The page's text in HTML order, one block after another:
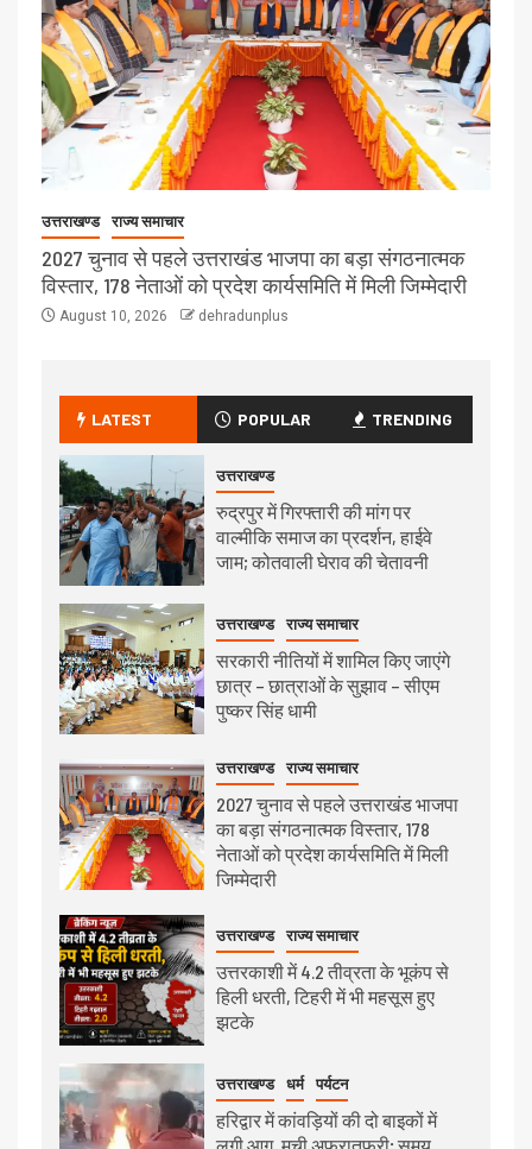
उत्तराखण्ड राज्य समाचार
2027 चुनाव से पहले उत्तराखंड भाजपा का बड़ा संगठनात्मक
विस्तार, 178 नेताओं को प्रदेश कार्यसमिति में मिली जिम्मेदारी
August 10, 2026 dehradunplus
LATEST POPULAR TRENDING
उत्तराखण्ड
रुद्रपुर में गिरफ्तारी की मांग पर
वाल्मीकि समाज का प्रदर्शन, हाईवे
जाम; कोतवाली घेराव की चेतावनी
उत्तराखण्ड राज्य समाचार
सरकारी नीतियों में शामिल किए जाएंगे
छात्र – छात्राओं के सुझाव – सीएम
पुष्कर सिंह धामी
उत्तराखण्ड राज्य समाचार
2027 चुनाव से पहले उत्तराखंड भाजपा
का बड़ा संगठनात्मक विस्तार, 178
नेताओं को प्रदेश कार्यसमिति में मिली
जिम्मेदारी
उत्तराखण्ड राज्य समाचार
उत्तरकाशी में 4.2 तीव्रता के भूकंप से
हिली धरती, टिहरी में भी महसूस हुए
झटके
उत्तराखण्ड धर्म पर्यटन
हरिद्वार में कांवड़ियों की दो बाइकों में